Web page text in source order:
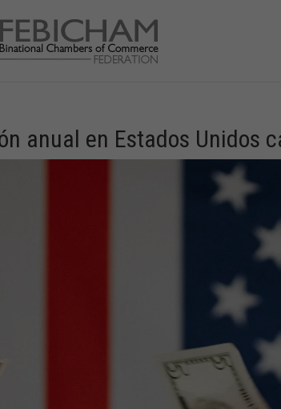
anual en Estados Unidos